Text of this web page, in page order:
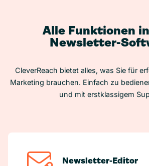
Alle Funktionen
Newsletter-
CleverReach bietet alles, was Sie für
Marketing brauchen. Einfach zu
und mit erstklassigem
Newsletter-Editor